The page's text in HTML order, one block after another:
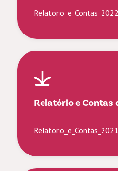
Relatório e Contas